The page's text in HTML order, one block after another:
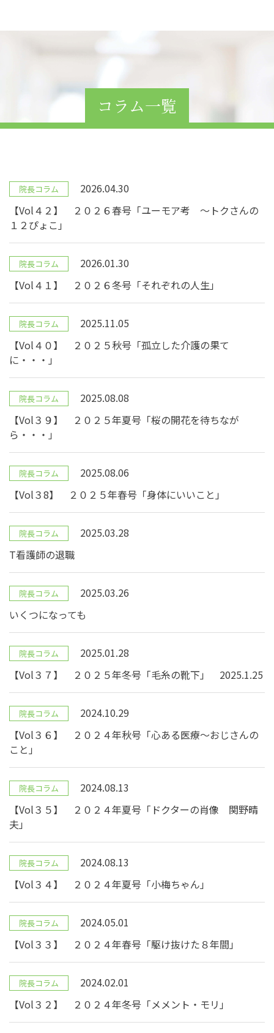
コラム一覧
院長コラム
2026.04.30
【Vol４２】 ２０２６春号「ユーモア考 ～トクさんの
１２ぴょこ」
院長コラム
2026.01.30
【Vol４１】 ２０２６冬号「それぞれの人生」
院長コラム
2025.11.05
【Vol４０】 ２０２５秋号「孤立した介護の果て
に・・・」
院長コラム
2025.08.08
【Vol３９】 ２０２５年夏号「桜の開花を待ちなが
ら・・・」
院長コラム
2025.08.06
【Vol３8】 ２０２５年春号「身体にいいこと」
院長コラム
2025.03.28
T看護師の退職
院長コラム
2025.03.26
いくつになっても
院長コラム
2025.01.28
【Vol３７】 ２０２５年冬号「毛糸の靴下」 2025.1.25
院長コラム
2024.10.29
【Vol３６】 ２０２４年秋号「心ある医療～おじさんの
こと」
院長コラム
2024.08.13
【Vol３５】 ２０２４年夏号「ドクターの肖像 関野晴
夫」
院長コラム
2024.08.13
【Vol３４】 ２０２４年夏号「小梅ちゃん」
院長コラム
2024.05.01
【Vol３３】 ２０２４年春号「駆け抜けた８年間」
院長コラム
2024.02.01
【Vol３２】 ２０２４年冬号「メメント・モリ」